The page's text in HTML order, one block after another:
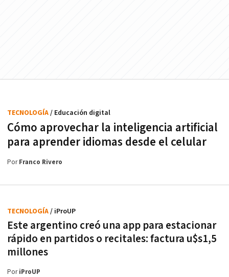
Cómo aprovechar la inteligencia artificial
para aprender idiomas desde el celular
TECNOLOGÍA/ Educación digital
PorFranco Rivero
Este argentino creó una app para estacionar
rápido en partidos o recitales: factura u$s1,5
millones
TECNOLOGÍA/ iProUP
PoriProUP